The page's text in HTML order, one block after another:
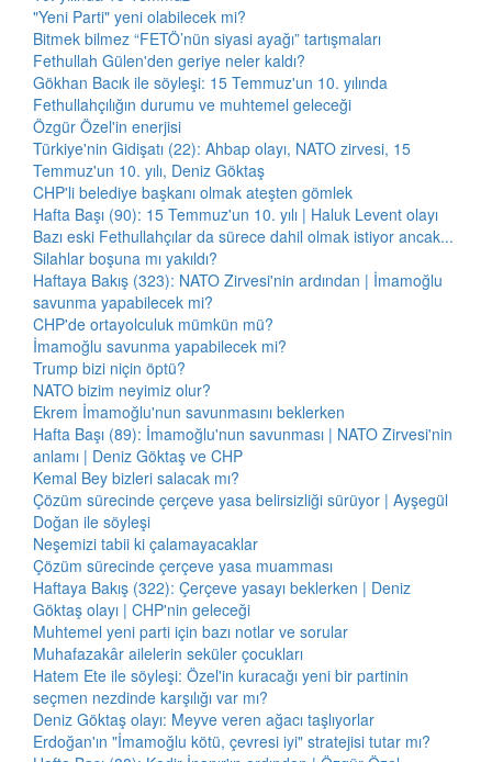
"Yeni Parti" yeni olabilecek mi?
Bitmek bilmez “FETÖ’nün siyasi ayağı” tartışmaları
Fethullah Gülen'den geriye neler kaldı?
Gökhan Bacık ile söyleşi: 15 Temmuz'un 10. yılında
Fethullahçılığın durumu ve muhtemel geleceği
Özgür Özel'in enerjisi
Türkiye'nin Gidişatı (22): Ahbap olayı, NATO zirvesi, 15
Temmuz'un 10. yılı, Deniz Göktaş
CHP'li belediye başkanı olmak ateşten gömlek
Hafta Başı (90): 15 Temmuz'un 10. yılı | Haluk Levent olayı
Bazı eski Fethullahçılar da sürece dahil olmak istiyor ancak...
Silahlar boşuna mı yakıldı?
Haftaya Bakış (323): NATO Zirvesi'nin ardından | İmamoğlu
savunma yapabilecek mi?
CHP'de ortayolculuk mümkün mü?
İmamoğlu savunma yapabilecek mi?
Trump bizi niçin öptü?
NATO bizim neyimiz olur?
Ekrem İmamoğlu'nun savunmasını beklerken
Hafta Başı (89): İmamoğlu'nun savunması | NATO Zirvesi'nin
anlamı | Deniz Göktaş ve CHP
Kemal Bey bizleri salacak mı?
Çözüm sürecinde çerçeve yasa belirsizliği sürüyor | Ayşegül
Doğan ile söyleşi
Neşemizi tabii ki çalamayacaklar
Çözüm sürecinde çerçeve yasa muamması
Haftaya Bakış (322): Çerçeve yasayı beklerken | Deniz
Göktaş olayı | CHP'nin geleceği
Muhtemel yeni parti için bazı notlar ve sorular
Muhafazakâr ailelerin seküler çocukları
Hatem Ete ile söyleşi: Özel'in kuracağı yeni bir partinin
seçmen nezdinde karşılığı var mı?
Deniz Göktaş olayı: Meyve veren ağacı taşlıyorlar
Erdoğan'ın "İmamoğlu kötü, çevresi iyi" stratejisi tutar mı?